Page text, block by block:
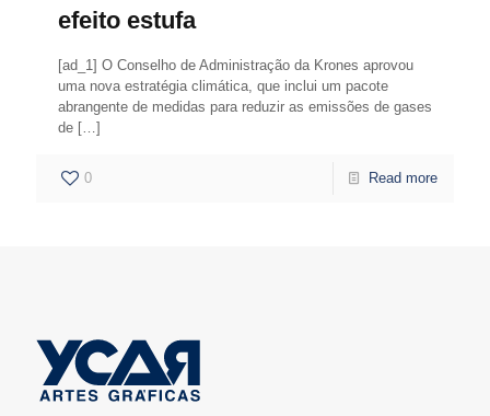
efeito estufa
[ad_1] O Conselho de Administração da Krones aprovou
uma nova estratégia climática, que inclui um pacote
abrangente de medidas para reduzir as emissões de gases
de […]
0 Read more